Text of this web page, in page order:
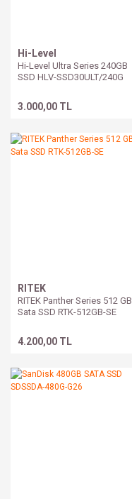
Hi-Level
Hi-Level Ultra Series 240GB
SSD HLV-SSD30ULT/240G
3.000,00 TL
RITEK
RITEK Panther Series 512 GB
Sata SSD RTK-512GB-SE
4.200,00 TL